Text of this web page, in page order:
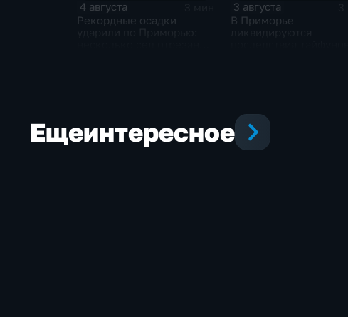
4 августа
Рекордные осадки
3 августа
В Приморье
Ещеинтересное